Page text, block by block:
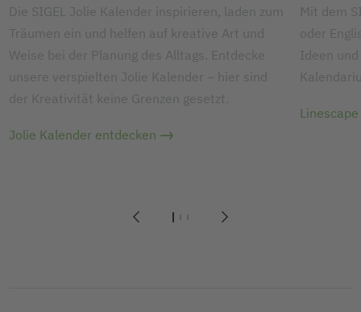
123
Die SIGEL Jolie Kalender inspirieren, laden zum
Träumen ein und helfen auf kreative Art und
Weise bei der Planung des Alltags. Entdecke
unsere verspielten Jolie Kalender – hier sind
der Kreativität keine Grenzen gesetzt.
Jolie Kalender entdecken
Mit dem
oder
Ideen